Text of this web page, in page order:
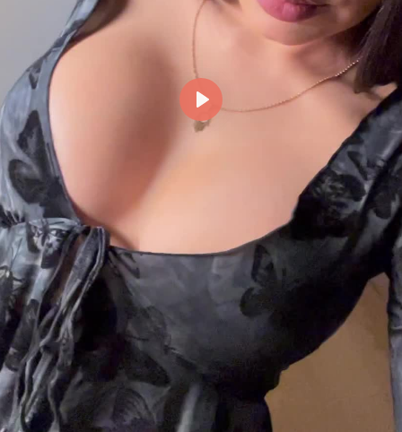
Reproducir